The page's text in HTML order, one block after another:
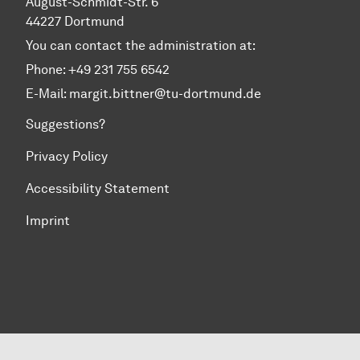
44227 Dortmund
You can contact the administration at:
Phone: +49 231 755 6542
E-Mail: margit.bittner@tu-dortmund.de
Suggestions?
Privacy Policy
Accessibility Statement
Imprint